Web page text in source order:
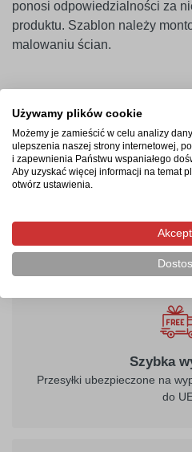
ponosi odpowiedzialności za
produktu. Szablon należy
malowaniu ścian.
Termin realizacji
Produkcja rozpocznie się po
potrwa od 2-4 dni roboczych.
kurierska zostanie wysłana na
Szybka
Przesyłki ubezpieczone na
do
Używamy plików cookie
Możemy je zamieścić w celu analizy
ulepszenia naszej strony internetowej,
i zapewnienia Państwu wspaniałego
Aby uzyskać więcej informacji na temat
otwórz ustawienia.